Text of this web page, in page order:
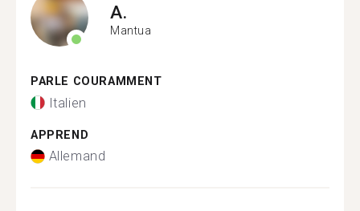
A.
Mantua
PARLE COURAMMENT
Italien
APPREND
Allemand